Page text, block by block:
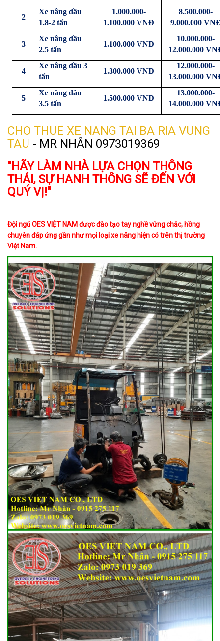
2
Xe nâng dầu
1.8-2 tấn
1.000.000-
1.100.000 VNĐ
8.500.000-
9.000.000
3
Xe nâng dầu
2.5 tấn
1.100.000 VNĐ
10.000.000-
12.000.000
4
Xe nâng dầu 3
tấn
1.300.000 VNĐ
12.000.000-
13.000.000
5
Xe nâng dầu
3.5 tấn
1.500.000 VNĐ
13.000.000-
14.000.000
CHO THUE XE NANG TAI BA RIA VUNG
TAU - MR NHÂN 0973019369
"HÃY LÀM NHÀ LỰA CHỌN THÔNG
THÁI, SỰ HANH THÔNG SẼ ĐẾN VỚI
QUÝ VỊ!"
Đội ngũ OES VIỆT NAM được đào tạo tay nghề vững chắc, hồng
chuyên đáp ứng gần như mọi loại xe nâng hiện có trên thị trường
Việt Nam.